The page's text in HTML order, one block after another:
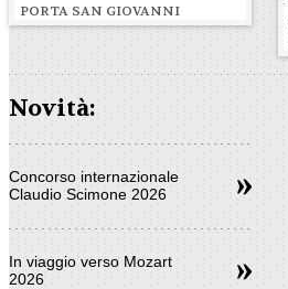
PORTA SAN GIOVANNI
Novità:
Concorso internazionale
Claudio Scimone 2026
In viaggio verso Mozart
2026